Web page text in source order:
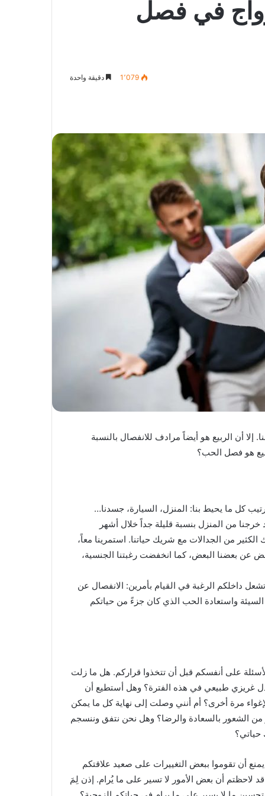
في فصل
1٬079 دقيقة واحدة
إلا أن الربيع هو أيضاً مرادف للانفصال بالنسبة
هو فصل الحب؟
كل ما يحيط بنا: المنزل، السيارة، جسدنا…
من المنزل بنسبة قليلة جداً خلال أشهر
من الجدالات مع شريك حياتنا. استمرينا معاً،
عن بعضنا البعض، كما انخفضت رغبتنا الجنسية،
داخلكم الرغبة في القيام بأمرين: الانفصال عن
واستعادة الحب الذي كان جزءً من حياتكم
على أنفسكم قبل أن تتخذوا قراركم. هل ما زلت
غريزي طبيعي في هذه الفترة؟ وهل أستطيع أن
مرة أخرى؟ أم أنني وصلت إلى نهاية كل ما يمكن
الشعور بالسعادة والرضا؟ وهل نحن نتفق وننسجم
حياتي؟
أن تقوموا ببعض التغييرات على صعيد علاقتكم
لاحظتم أن بعض الأمور لا تسير على ما يُرام. إذن لِمَ